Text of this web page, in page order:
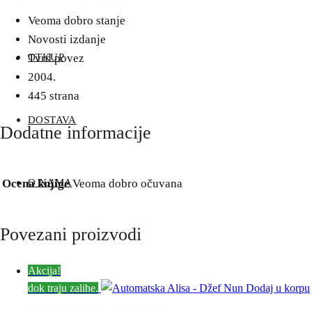
OTKUP
DOSTAVA
O NAMA
Blog
Veoma dobro stanje
Novosti izdanje
Tvrd povez
2004.
445 strana
Dodatne informacije
Ocena knjige Veoma dobro očuvana
Povezani proizvodi
Akcija!
dok traju zalihe.
Dodaj u korpu